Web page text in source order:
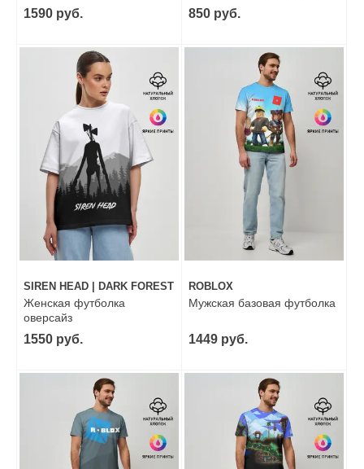
1590 руб. 850 руб.
SIREN HEAD | DARK FOREST
Женская футболка
оверсайз
1550 руб.
ROBLOX
Мужская базовая футболка
1449 руб.